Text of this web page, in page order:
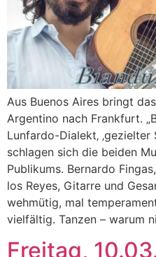
Aus Buenos Aires bringt
Argentino nach Frankfurt.
Lunfardo-Dialekt‚ ‚gezielter
schlagen sich die beiden
Publikums. Bernardo
los Reyes, Gitarre und
wehmütig, mal
vielfältig. Tanzen – warum
Freitag,